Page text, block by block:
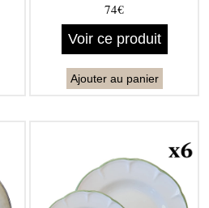
74€
Voir ce produit
Ajouter au panier